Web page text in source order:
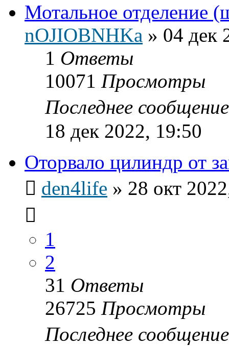
Мотальное отделение
nOJIOBNHKa » 04 дек
1 Ответы
10071 Просмотры
Последнее
18 дек 2022, 19:50
Оторвало цилиндр от
den4life » 28 окт
1
2
31 Ответы
26725 Просмотры
Последнее